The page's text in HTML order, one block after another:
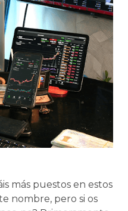
más puestos en estos
nombre, pero si os